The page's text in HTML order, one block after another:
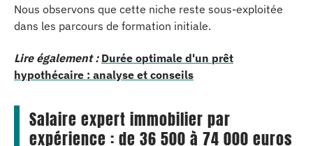
Nous observons que cette niche reste sous-exploitée
dans les parcours de formation initiale.
Lire également : Durée optimale d'un prêt
hypothécaire : analyse et conseils
Salaire expert immobilier par
expérience : de 36 500 à 74 000 euros